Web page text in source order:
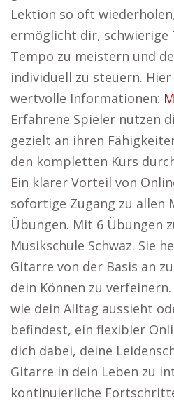
Lektion so oft
ermöglicht dir, schwierige
Tempo zu meistern und
individuell zu steuern.
wertvolle Informationen:
Erfahrene Spieler nutzen
gezielt an ihren
den kompletten Kurs
Ein klarer Vorteil von
sofortige Zugang zu allen
Übungen. Mit 6 Übungen
Musikschule Schwaz. Sie
Gitarre von der Basis an
dein Können zu
wie dein Alltag aussieht
befindest, ein flexibler
dich dabei, deine
Gitarre in dein Leben zu
kontinuierliche